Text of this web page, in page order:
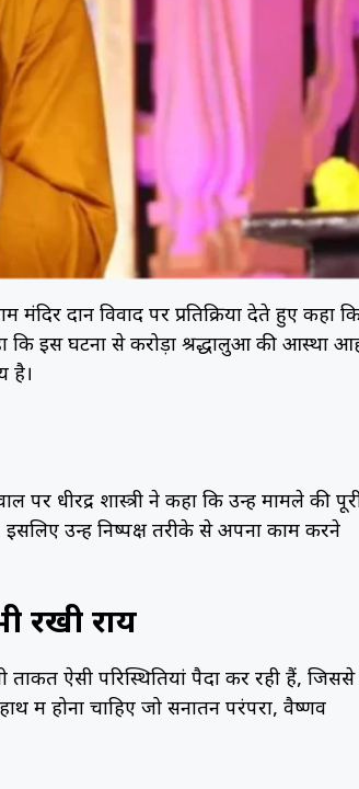
मंदिर दान विवाद पर प्रतिक्रिया देते हुए कहा
कि इस घटना से करोड़ों श्रद्धालुओं की आस्था
है।
धीरेंद्र शास्त्री ने कहा कि उन्हें मामले की
उन्हें निष्पक्ष तरीके से अपना काम करने
रखी राय
ताकतें ऐसी परिस्थितियां पैदा कर रही हैं, जिससे
में होना चाहिए जो सनातन परंपरा, वैष्णव